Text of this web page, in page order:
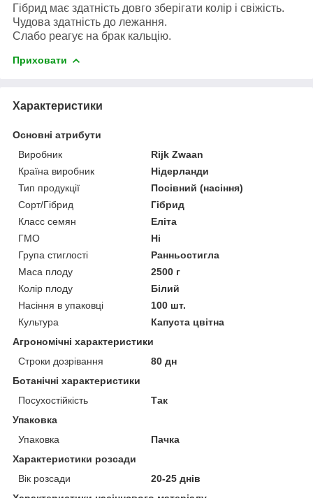
Гібрид має здатність довго зберігати колір і свіжість.
Чудова здатність до лежання.
Слабо реагує на брак кальцію.
Приховати
Характеристики
Основні атрибути
Виробник
Rijk Zwaan
Країна виробник
Нідерланди
Тип продукції
Посівний (насіння)
Сорт/Гібрид
Гібрид
Класс семян
Еліта
ГМО
Ні
Група стиглості
Ранньостигла
Маса плоду
2500 г
Колір плоду
Білий
Насіння в упаковці
100 шт.
Культура
Капуста цвітна
Агрономічні характеристики
Строки дозрівання
80 дн
Ботанічні характеристики
Посухостійкість
Так
Упаковка
Упаковка
Пачка
Характеристики розсади
Вік розсади
20-25 днів